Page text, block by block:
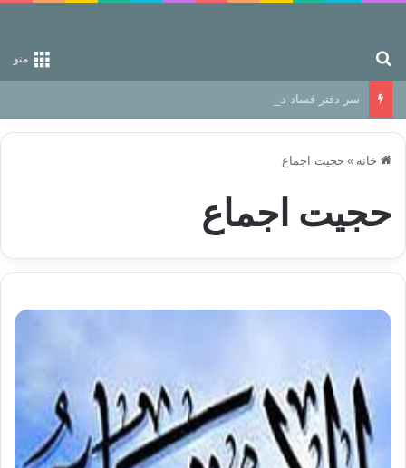
منو
سر دفتر فساد در زمین‌، دوری وکناره‌گیری از راه خداست‌!
خانه » حجیت اجماع
حجیت اجماع